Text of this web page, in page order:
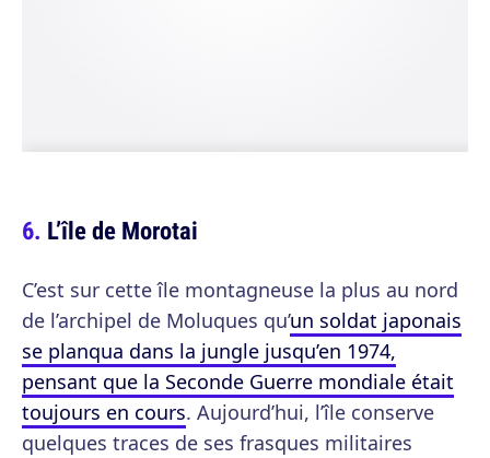
L’île de Morotai
C’est sur cette île montagneuse la plus au nord
de l’archipel de Moluques qu’un soldat japonais
se planqua dans la jungle jusqu’en 1974,
pensant que la Seconde Guerre mondiale était
toujours en cours. Aujourd’hui, l’île conserve
quelques traces de ses frasques militaires